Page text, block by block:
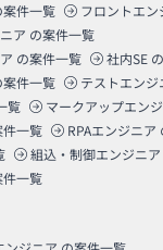
案件一覧 フロントエン
ア の案件一覧
の案件一覧 社内SE
案件一覧 テストエンジ
覧 マークアップエン
件一覧 RPAエンジニア
組込・制御エンジニア
件一覧